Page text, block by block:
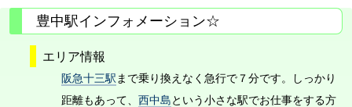
豊中駅インフォメーション☆
エリア情報
阪急十三駅 まで乗り換えなく急行で７分です。しっかり
距離もあって、 西中島という小さな駅でお仕事をする方